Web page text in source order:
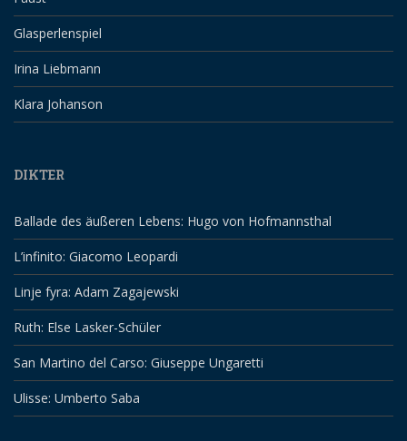
Glasperlenspiel
Irina Liebmann
Klara Johanson
DIKTER
Ballade des äußeren Lebens: Hugo von Hofmannsthal
L’infinito: Giacomo Leopardi
Linje fyra: Adam Zagajewski
Ruth: Else Lasker-Schüler
San Martino del Carso: Giuseppe Ungaretti
Ulisse: Umberto Saba